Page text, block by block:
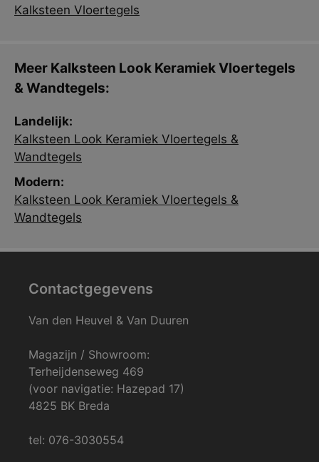
Kalksteen Vloertegels
Meer Kalksteen Look Keramiek Vloertegels
& Wandtegels:
Landelijk:
Kalksteen Look Keramiek Vloertegels &
Wandtegels
Modern:
Kalksteen Look Keramiek Vloertegels &
Wandtegels
Contactgegevens
Van den Heuvel & Van Duuren
Magazijn / Showroom:
Terheijdenseweg 469
(voor navigatie: Hazepad 17)
4825 BK Breda
tel: 076-3030554